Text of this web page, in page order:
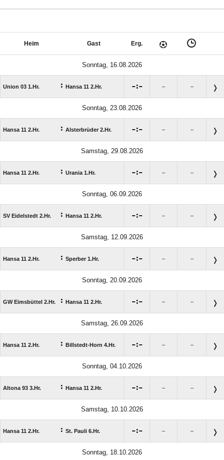
Heim Gast Erg.
Sonntag, 16.08.2026
Union 03 1.Hr. : Hansa 11 2.Hr. : – –
Sonntag, 23.08.2026
Hansa 11 2.Hr. : Alsterbrüder 2.Hr. : – –
Samstag, 29.08.2026
Hansa 11 2.Hr. : Urania 1.Hr. : – –
Sonntag, 06.09.2026
SV Eidelstedt 2.Hr. : Hansa 11 2.Hr. : – –
Samstag, 12.09.2026
Hansa 11 2.Hr. : Sperber 1.Hr. : – –
Sonntag, 20.09.2026
GW Eimsbüttel 2.Hr. : Hansa 11 2.Hr. : – –
Samstag, 26.09.2026
Hansa 11 2.Hr. : Billstedt-Horn 4.Hr. : – –
Sonntag, 04.10.2026
Altona 93 3.Hr. : Hansa 11 2.Hr. : – –
Samstag, 10.10.2026
Hansa 11 2.Hr. : St. Pauli 6.Hr. : – –
Sonntag, 18.10.2026